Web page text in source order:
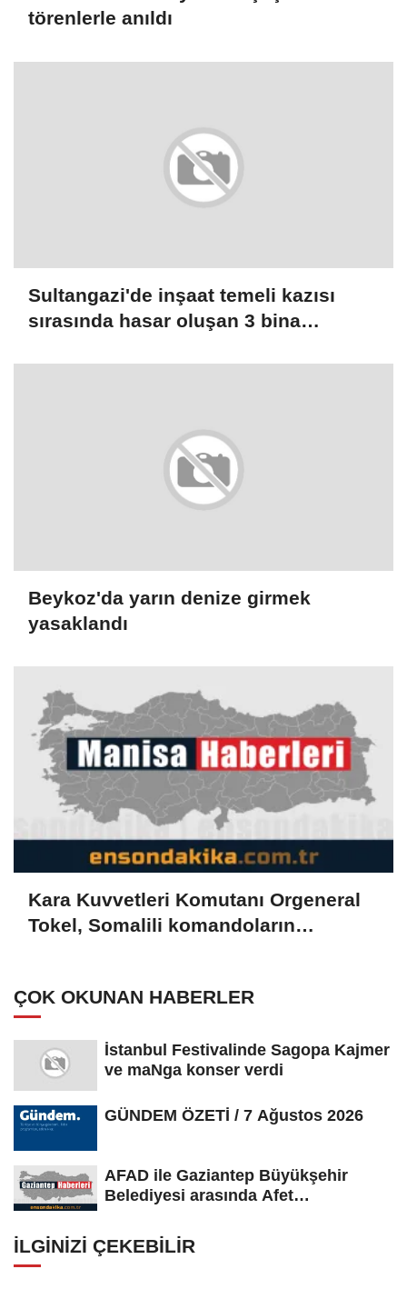
törenlerle anıldı
Sultangazi'de inşaat temeli kazısı
sırasında hasar oluşan 3 bina
Beykoz'da yarın denize girmek
yasaklandı
Kara Kuvvetleri Komutanı Orgeneral
Tokel, Somalili komandoların
ÇOK OKUNAN HABERLER
İstanbul Festivalinde Sagopa Kajmer
ve maNga konser verdi
GÜNDEM ÖZETİ / 7 Ağustos 2026
AFAD ile Gaziantep Büyükşehir
Belediyesi arasında Afet
İLGINIZI ÇEKEBILIR